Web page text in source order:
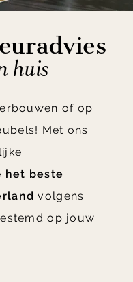
huis
of op
Met ons
het beste
volgens
op jouw